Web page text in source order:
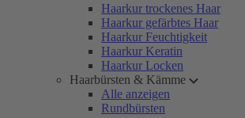
Haarkur trockenes Haar
Haarkur gefärbtes Haar
Haarkur Feuchtigkeit
Haarkur Keratin
Haarkur Locken
Haarbürsten & Kämme
Alle anzeigen
Rundbürsten